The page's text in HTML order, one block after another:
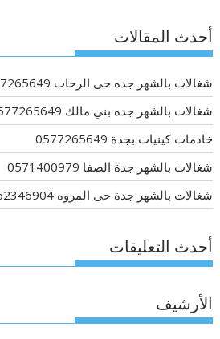
أحدث المقالات
شغالات بالشهر جده حى الرحاب 0577265649
شغالات بالشهر جده بني مالك 0577265649
خادمات كينيات بجدة 0577265649
شغالات بالشهر جدة الصفا 0571400979
شغالات بالشهر جدة حى المروه 0562346904
أحدث التعليقات
الأرشيف